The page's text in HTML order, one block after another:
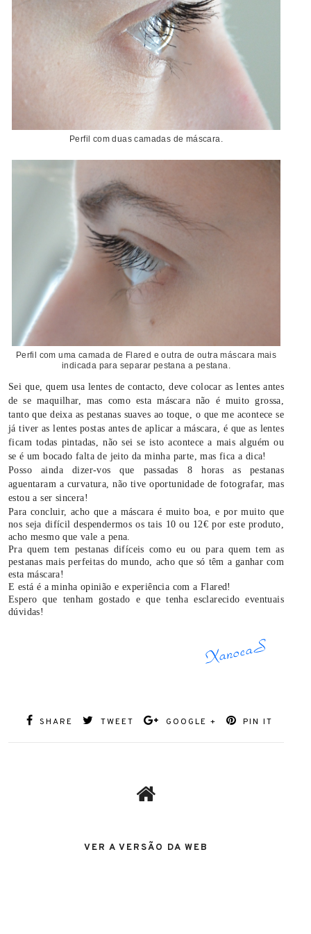
Perfil com duas camadas de máscara.
Perfil com uma camada de Flared e outra de outra máscara mais
indicada para separar pestana a pestana.
Sei que, quem usa lentes de contacto, deve colocar as lentes antes
de se maquilhar, mas como esta máscara não é muito grossa,
tanto que deixa as pestanas suaves ao toque, o que me acontece se
já tiver as lentes postas antes de aplicar a máscara, é que as lentes
ficam todas pintadas, não sei se isto acontece a mais alguém ou
se é um bocado falta de jeito da minha parte, mas fica a dica!
Posso ainda dizer-vos que passadas 8 horas as pestanas
aguentaram a curvatura, não tive oportunidade de fotografar, mas
estou a ser sincera!
Para concluir, acho que a máscara é muito boa, e por muito que
nos seja difícil despendermos os tais 10 ou 12€ por este produto,
acho mesmo que vale a pena.
Pra quem tem pestanas difíceis como eu ou para quem tem as
pestanas mais perfeitas do mundo, acho que só têm a ganhar com
esta máscara!
E está é a minha opinião e experiência com a Flared!
Espero que tenham gostado e que tenha esclarecido eventuais
dúvidas!
SHARE TWEET GOOGLE + PIN IT
VER A VERSÃO DA WEB